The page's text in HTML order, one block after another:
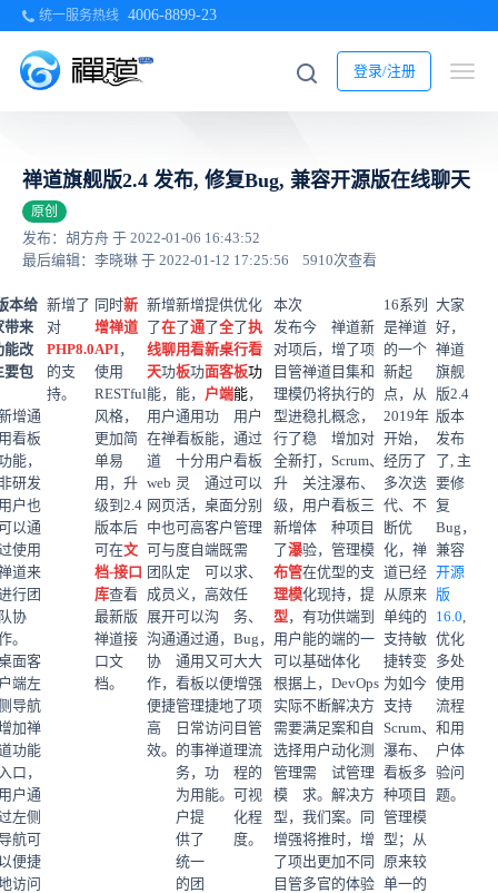
统一服务热线 4006-8899-23
登录/注册
禅道旗舰版2.4 发布, 修复Bug, 兼容开源版在线聊天
原创
发布：胡方舟 于 2022-01-06 16:43:52
最后编辑：李晓琳 于 2022-01-12 17:25:56
5910次查看
大家
好，
禅道
旗舰
版2.4
版本
发布
了, 主
要修
复
Bug，
兼容
开源
版
16.0,
优化
多处
使用
流程
和用
户体
验问
题。
16系列
是禅道
的一个
新起
点，从
2019年
开始，
经历了
多次迭
代、不
断优
化，禅
道已经
从原来
单纯的
支持敏
捷转变
为如今
支持
Scrum、
瀑布、
看板多
种项目
管理模
型；从
原来较
单一的
禅道新
增了项
目集和
执行的
概念，
增加对
Scrum、
瀑布、
看板三
种项目
管理模
型的支
持，提
供端到
端的一
体化
DevOps
解决方
案和自
动化测
试管理
解决方
案。同
时，增
加不同
的体验
今
后，
禅道
仍将
稳扎
稳
打，
关注
用户
体
验，
在优
化现
有功
能的
基础
上，
不断
满足
用户
需
求。
我们
将推
出更
多官
本次
发布
对项
目管
理模
型进
行了
全新
升
级，
新增
了瀑
布管
理模
型，
用户
可以
根据
实际
需要
选择
管理
模
型，
增强
了项
目管
优化
了执
行看
板功
能，
用户
通过
看板
可以
分别
管理
需
求、
任
务、
Bug，
大大
增强
了项
目管
理流
程的
可视
化程
度。
提供
了全
新桌
面客
户端
功
能，
用户
通过
桌面
客户
端既
可以
高效
沟
通，
又可
以便
捷地
访问
禅道
功
能。
新增
了通
用看
板功
能，
通用
看板
十分
灵
活，
可高
度自
定
义，
可以
通过
通用
看板
管理
日常
的事
务，
为用
户提
供了
统一
的团
新增
了在
线聊
天功
能，
用户
在禅
道
web
网页
中也
可与
团队
成员
展开
沟通
协
作，
便捷
高
效。
同时新
增禅道
API，
使用
RESTful
风格，
更加简
单易
用，升
级到2.4
版本后
可在文
档-接口
库查看
最新版
禅道接
口文
档。
新增了
对
PHP8.0
的支
持。
本给
带来
能改
要包
增通
看板
能，
研发
户也
以通
使用
道来
行团
协
。
面客
端左
导航
加禅
功能
口，
户通
左侧
航可
便捷
访问